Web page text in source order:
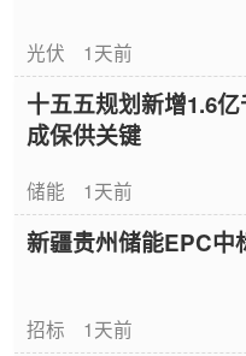
光伏 1天前
十五五规划新增1.6
成保供关键
储能 1天前
新疆贵州储能EPC中
招标 1天前